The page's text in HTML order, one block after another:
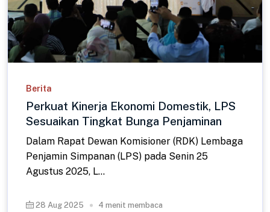
Berita
Perkuat Kinerja Ekonomi Domestik, LPS
Sesuaikan Tingkat Bunga Penjaminan
Dalam Rapat Dewan Komisioner (RDK) Lembaga
Penjamin Simpanan (LPS) pada Senin 25
Agustus 2025, L...
28 Aug 2025 4 menit membaca